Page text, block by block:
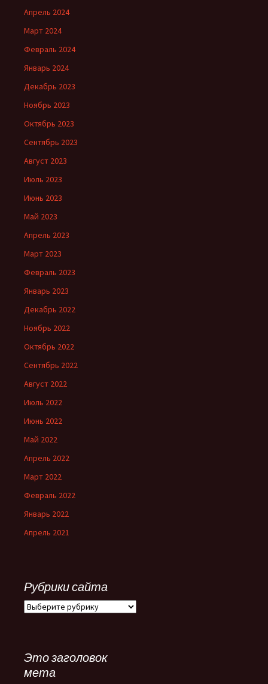
Апрель 2024
Март 2024
Февраль 2024
Январь 2024
Декабрь 2023
Ноябрь 2023
Октябрь 2023
Сентябрь 2023
Август 2023
Июль 2023
Июнь 2023
Май 2023
Апрель 2023
Март 2023
Февраль 2023
Январь 2023
Декабрь 2022
Ноябрь 2022
Октябрь 2022
Сентябрь 2022
Август 2022
Июль 2022
Июнь 2022
Май 2022
Апрель 2022
Март 2022
Февраль 2022
Январь 2022
Апрель 2021
Рубрики сайта
Рубрики
Это заголовок
мета